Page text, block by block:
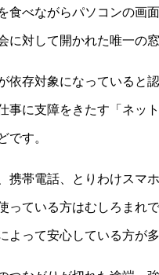
食べながらパソコンの画
対して開かれた唯一の
依存対象になっていると
事に支障をきたす「ネッ
です。
携帯電話、とりわけスマ
っている方はむしろまれ
って安心している方が